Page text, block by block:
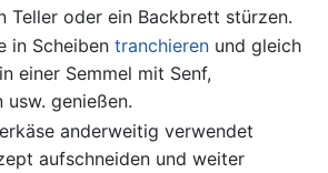
Teller oder ein Backbrett stürzen.
in Scheiben tranchierenund gleich
einer Semmel mit Senf,
usw. genießen.
anderweitig verwendet
aufschneiden und weiter